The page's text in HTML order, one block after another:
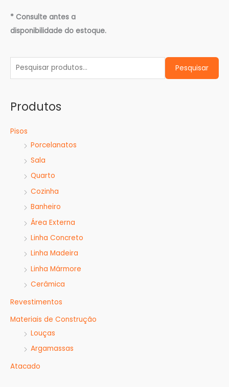
* Consulte antes a
disponibilidade do estoque.
P
e
q
a
r
Pesquisar
Produtos
Pisos
Porcelanatos
Sala
Quarto
Cozinha
Banheiro
Área Externa
Linha Concreto
Linha Madeira
Linha Mármore
Cerâmica
Revestimentos
Materiais de Construção
Louças
Argamassas
Atacado